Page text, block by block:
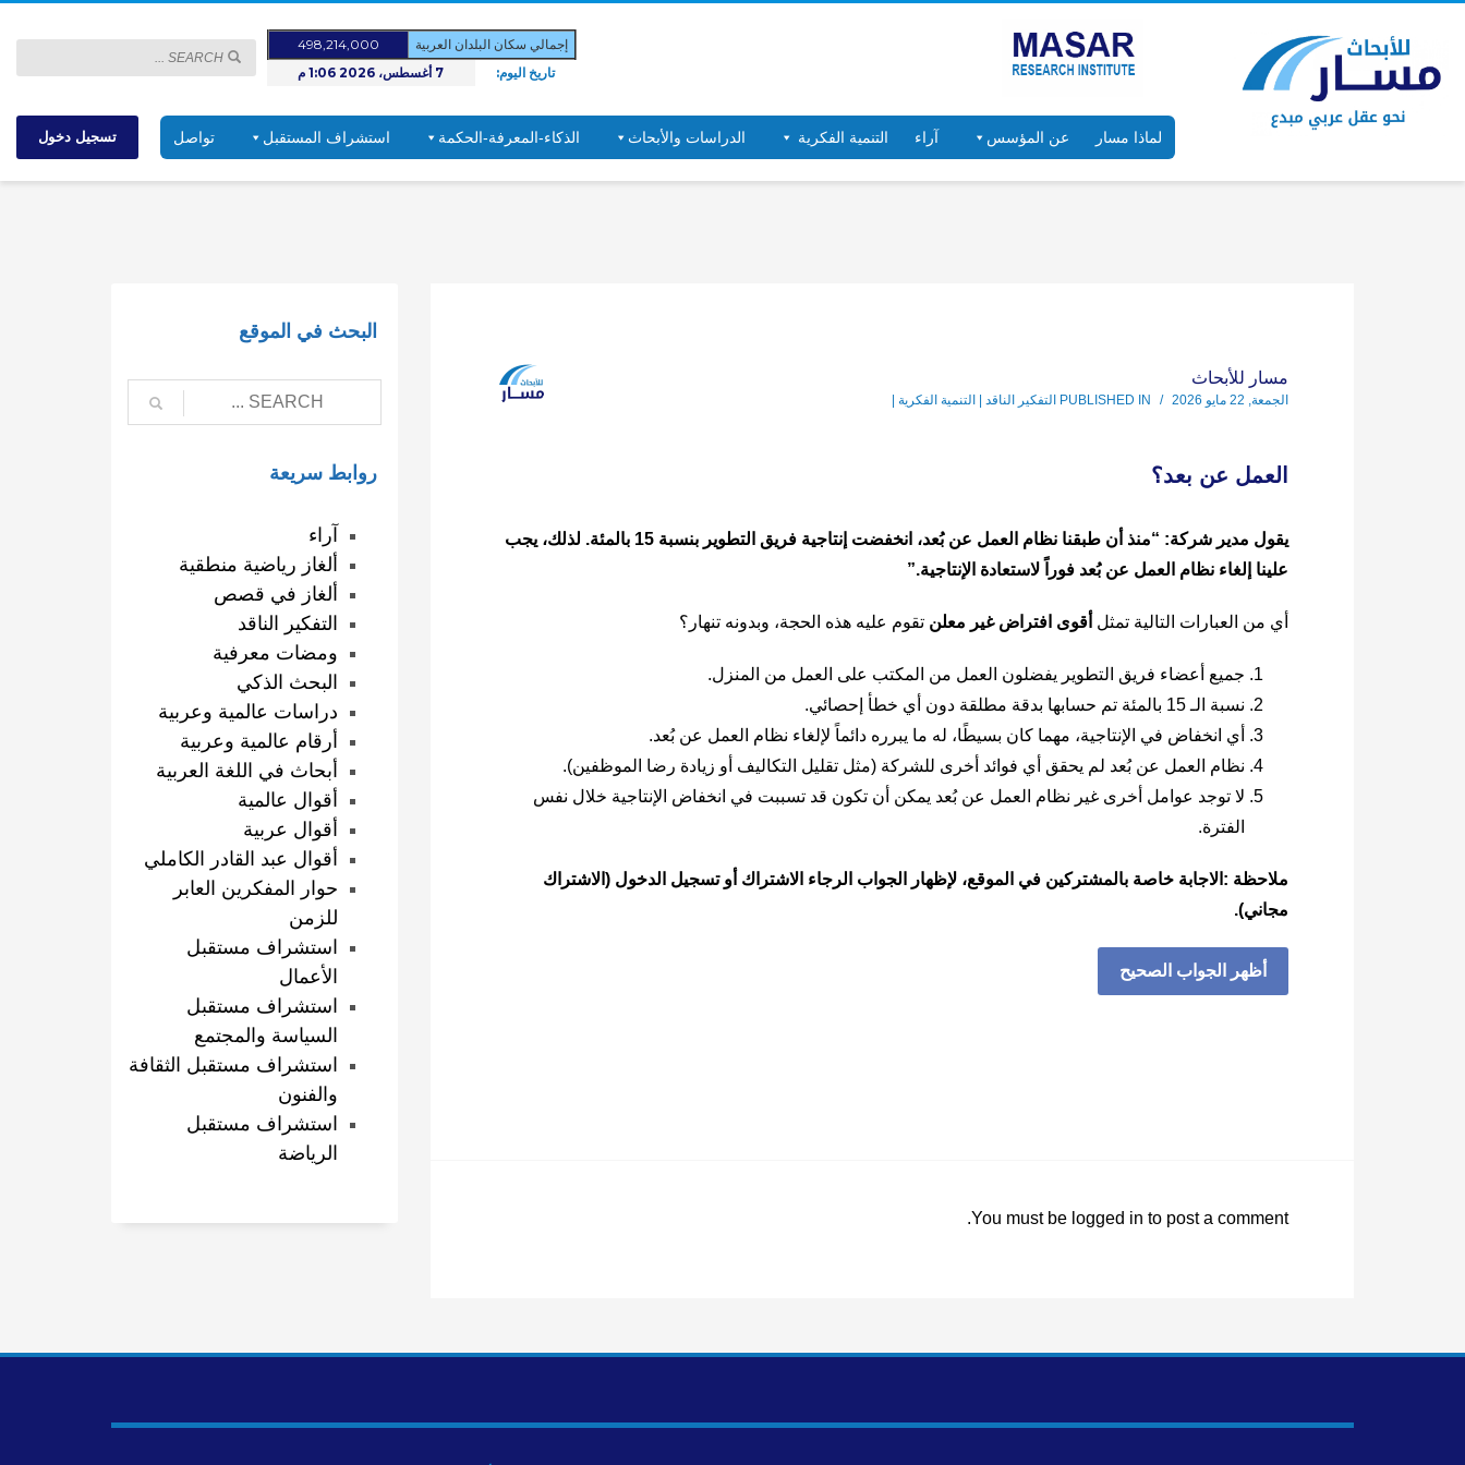
إجمالي سكان البلدان العربية
498,214,000
تاريخ اليوم:
7 أغسطس، 2026 1:06 م
لماذا مسار عن المؤسس آراء التنمية الفكرية الدراسات والأبحاث الذكاء-المعرفة-الحكمة استشراف المستقبل تواصل تسجيل دخول
مسار للأبحاث
الجمعة, 22 مايو 2026 /
PUBLISHED IN التفكير الناقد | التنمية الفكرية |
العمل عن بعد؟
يقول مدير شركة: “منذ أن طبقنا نظام العمل عن بُعد، انخفضت إنتاجية فريق التطوير بنسبة 15 بالمئة. لذلك، يجب
علينا إلغاء نظام العمل عن بُعد فوراً لاستعادة الإنتاجية.”
أي من العبارات التالية تمثل أقوى افتراض غير معلن تقوم عليه هذه الحجة، وبدونه تنهار؟
جميع أعضاء فريق التطوير يفضلون العمل من المكتب على العمل من المنزل.
نسبة الـ 15 بالمئة تم حسابها بدقة مطلقة دون أي خطأ إحصائي.
أي انخفاض في الإنتاجية، مهما كان بسيطًا، له ما يبرره دائماً لإلغاء نظام العمل عن بُعد.
نظام العمل عن بُعد لم يحقق أي فوائد أخرى للشركة (مثل تقليل التكاليف أو زيادة رضا الموظفين).
لا توجد عوامل أخرى غير نظام العمل عن بُعد يمكن أن تكون قد تسببت في انخفاض الإنتاجية خلال نفس
الفترة.
ملاحظة :الاجابة خاصة بالمشتركين في الموقع، لإظهار الجواب الرجاء الاشتراك أو تسجيل الدخول (الاشتراك
مجاني).
أظهر الجواب الصحيح
You must be logged in to post a comment.
البحث في الموقع
روابط سريعة
آراء
ألغاز رياضية منطقية
ألغاز في قصص
التفكير الناقد
ومضات معرفية
البحث الذكي
دراسات عالمية وعربية
أرقام عالمية وعربية
أبحاث في اللغة العربية
أقوال عالمية
أقوال عربية
أقوال عبد القادر الكاملي
حوار المفكرين العابر
للزمن
استشراف مستقبل
الأعمال
استشراف مستقبل
السياسة والمجتمع
استشراف مستقبل الثقافة
والفنون
استشراف مستقبل
الرياضة